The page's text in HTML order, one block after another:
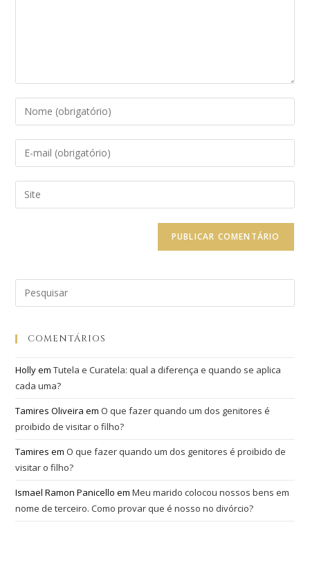
COMENTÁRIOS
HollyemTutela e Curatela: qual a diferença e quando se aplica
cada uma?
Tamires Oliveira emO que fazer quando um dos genitores é
proibido de visitar o filho?
Tamires emO que fazer quando um dos genitores é proibido de
visitar o filho?
Ismael Ramon Panicello emMeu marido colocou nossos bens em
nome de terceiro. Como provar que é nosso no divórcio?